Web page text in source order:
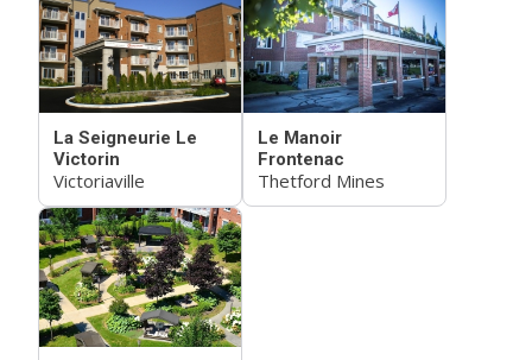
La Seigneurie Le
Victorin
Victoriaville
Le Manoir
Frontenac
Thetford Mines